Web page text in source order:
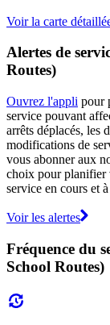
Voir la carte
Alertes de
Routes)
Ouvrez l'appli pour
service pouvant
arrêts déplacés, les
modifications de
vous abonner aux
choix pour planifier
service en cours et
Voir les alertes
Fréquence du
School Routes)